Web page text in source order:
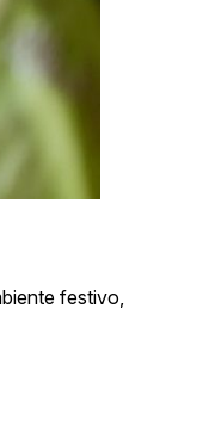
festivo,